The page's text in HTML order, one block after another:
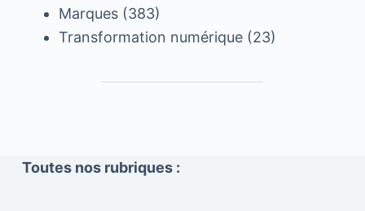
Marques(383)
Transformation numérique(23)
Toutes nos rubriques :